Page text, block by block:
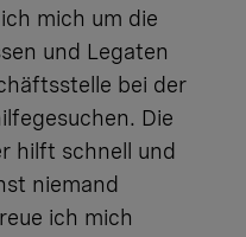
mich um die
und Legaten
bei der
Die
hilft schnell und
niemand
ich mich